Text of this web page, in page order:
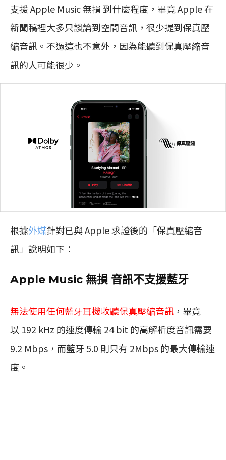
支援 Apple Music 無損 到什麼程度，畢竟 Apple 在
新聞稿裡大多只談論到空間音訊，很少提到保真壓
縮音訊。不過這也不意外，因為能聽到保真壓縮音
訊的人可能很少。
根據外媒針對已與 Apple 求證後的「保真壓縮音
訊」說明如下：
Apple Music 無損 音訊不支援藍牙
無法使用任何藍牙耳機收聽保真壓縮音訊 ，畢竟
以 192 kHz 的速度傳輸 24 bit 的高解析度音訊需要
9.2 Mbps，而藍牙 5.0 則只有 2Mbps 的最大傳輸速
度。